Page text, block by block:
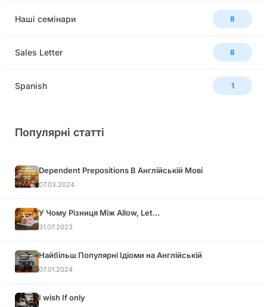
Наші семінари 8
Sales Letter 8
Spanish 1
Популярні статті
Dependent Prepositions В Англійській Мові
07.03.2024
У Чому Різниця Між Allow, Let…
31.07.2023
Найбільш Популярні Ідіоми на Англійській
07.01.2024
I wish If only